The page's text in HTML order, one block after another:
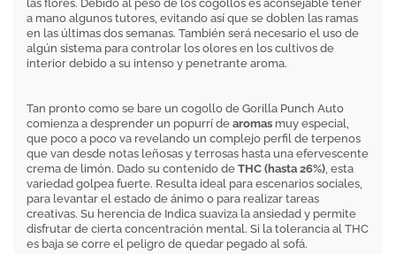
las flores. Debido al peso de los cogollos es aconsejable tener
a mano algunos tutores, evitando así que se doblen las ramas
en las últimas dos semanas. También será necesario el uso de
algún sistema para controlar los olores en los cultivos de
interior debido a su intenso y penetrante aroma.
Tan pronto como se bare un cogollo de Gorilla Punch Auto
comienza a desprender un popurrí de aromas muy especial,
que poco a poco va revelando un complejo perfil de terpenos
que van desde notas leñosas y terrosas hasta una efervescente
crema de limón. Dado su contenido de THC (hasta 26%), esta
variedad golpea fuerte. Resulta ideal para escenarios sociales,
para levantar el estado de ánimo o para realizar tareas
creativas. Su herencia de Indica suaviza la ansiedad y permite
disfrutar de cierta concentración mental. Si la tolerancia al THC
es baja se corre el peligro de quedar pegado al sofá.